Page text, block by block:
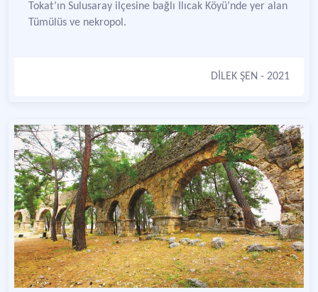
Tokat’ın Sulusaray ilçesine bağlı Ilıcak Köyü’nde yer alan
Tümülüs ve nekropol.
DİLEK ŞEN - 2021